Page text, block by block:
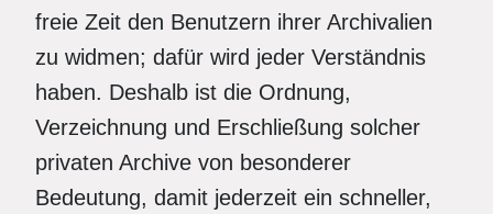
freie Zeit den Benutzern ihrer Archivalien
zu widmen; dafür wird jeder Verständnis
haben. Deshalb ist die Ordnung,
Verzeichnung und Erschließung solcher
privaten Archive von besonderer
Bedeutung, damit jederzeit ein schneller,